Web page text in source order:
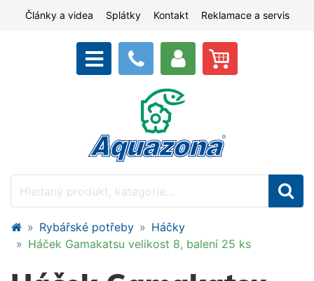
Články a videa Splátky Kontakt Reklamace a servis
Rybářské potřeby
Háčky
Háček Gamakatsu velikost 8, balení 25 ks